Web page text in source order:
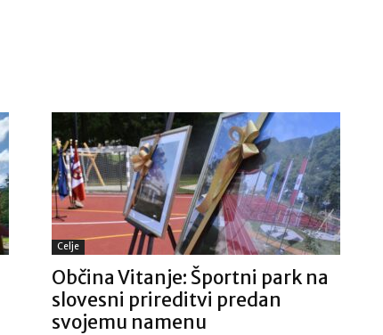
Celje
Občina Vitanje: Športni park na
slovesni prireditvi predan
svojemu namenu